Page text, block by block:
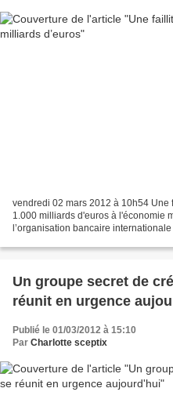
vendredi 02 mars 2012 à 10h54
1.000 milliards d'euros à l'économie
l’organisation bancaire
Un groupe secret de
réunit en urgence
Publié le 01/03/2012 à 15:10
Par Charlotte sceptix